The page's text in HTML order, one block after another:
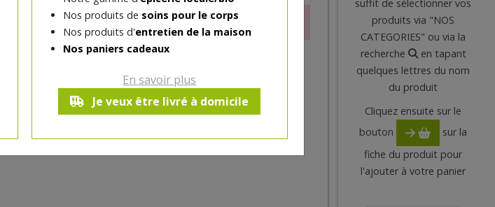
Nos produits de soins pour le corps
Nos produits d'entretien de la maison
Nos paniers cadeaux
En savoir plus
Je veux être livré à domicile
Produit indisponible actuellement
suffit de sélectionner vos
produits via "NOS
CATEGORIES" ou via la
recherche
en tapant
quelques lettres du nom
du produit
Cliquez ensuite sur le
bouton
sur la
fiche du produit pour
l'ajouter à votre panier